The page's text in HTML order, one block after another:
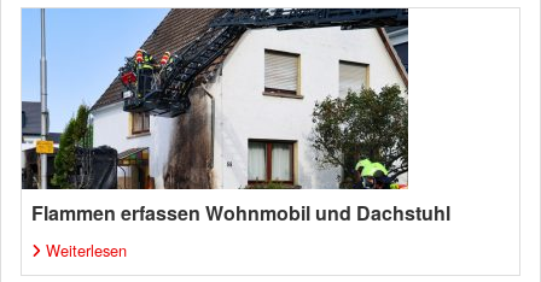
Flammen erfassen Wohnmobil und Dachstuhl
Weiterlesen